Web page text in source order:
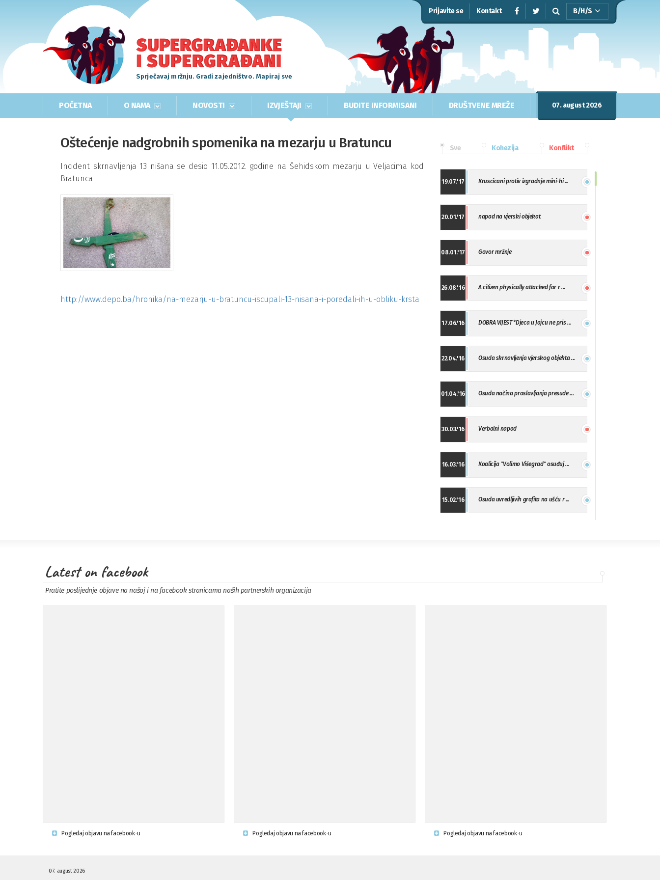
Prijavite se Kontakt B/H/S
Sprječavaj mržnju. Gradi zajedništvo. Mapiraj sve
POČETNA O NAMA NOVOSTI IZVJEŠTAJI BUDITE INFORMISANI DRUŠTVENE MREŽE 07. august 2026
Oštećenje nadgrobnih spomenika na mezarju u Bratuncu
Incident skrnavljenja 13 nišana se desio 11.05.2012. godine na Šehidskom mezarju u Veljacima kod
Bratunca
http://www.depo.ba/hronika/na-mezarju-u-bratuncu-iscupali-13-nisana-i-poredali-ih-u-obliku-krsta
Sve Kohezija Konflikt
19.07.'17 Kruscicani protiv izgradnje mini-hi ...
20.01.'17 napad na vjerski objekat
08.01.'17 Govor mržnje
26.08.'16 A citizen physically attacked for r ...
17.06.'16 DOBRA VIJEST *Djeca u Jajcu ne pris ...
22.04.'16 Osuda skrnavljenja vjerskog objekta ...
01.04.'16 Osuda načina proslavljanja presude ...
30.03.'16 Verbalni napad
16.03.'16 Koalicija "Volimo Višegrad" osuđuj ...
15.02.'16 Osuda uvredljivih grafita na ušću r ...
09.11.'15 Osuda incidenta tokom dženaze na Pe ...
Latest on facebook
Pratite poslijednje objave na našoj i na facebook stranicama naših partnerskih organizacija
Pogledaj objavu na facebook-u Pogledaj objavu na facebook-u Pogledaj objavu na facebook-u
07. august 2026